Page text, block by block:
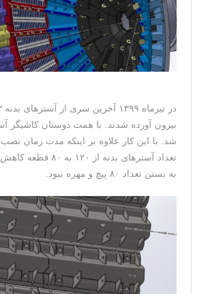
شد. با این کار علاوه بر اینکه مدت زمان
تعداد آسترهای بدنه
به بستن تعداد ۸۰ پیچ و مهره نبود.